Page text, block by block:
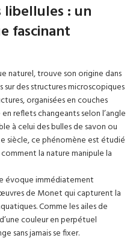
libellules : un
fascinant
naturel, trouve son origine dans
sur des structures microscopiques
organisées en couches
reflets changeants selon l’angle
à celui des bulles de savon ou
siècle, ce phénomène est étudié
la nature manipule la
évoque immédiatement
de Monet qui capturent la
Comme les ailes de
couleur en perpétuel
sans jamais se fixer.